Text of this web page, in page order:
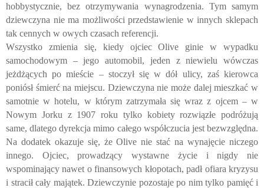
hobbystycznie, bez otrzymywania wynagrodzenia. Tym samym
dziewczyna nie ma możliwości przedstawienie w innych sklepach
tak cennych w owych czasach referencji.
Wszystko zmienia się, kiedy ojciec Olive ginie w wypadku
samochodowym – jego automobil, jeden z niewielu wówczas
jeżdżących po mieście – stoczył się w dół ulicy, zaś kierowca
poniósł śmierć na miejscu. Dziewczyna nie może dalej mieszkać w
samotnie w hotelu, w którym zatrzymała się wraz z ojcem – w
Nowym Jorku z 1907 roku tylko kobiety rozwiązłe podróżują
same, dlatego dyrekcja mimo całego współczucia jest bezwzględna.
Na dodatek okazuje się, że Olive nie stać na wynajęcie niczego
innego. Ojciec, prowadzący wystawne życie i nigdy nie
wspominający nawet o finansowych kłopotach, padł ofiara kryzysu
i stracił cały majątek. Dziewczynie pozostaje po nim tylko pamięć i